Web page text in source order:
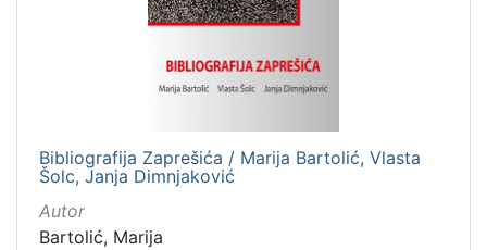
Bibliografija Zaprešića / Marija Bartolić, Vlasta
Šolc, Janja Dimnjaković
Autor
Bartolić, Marija